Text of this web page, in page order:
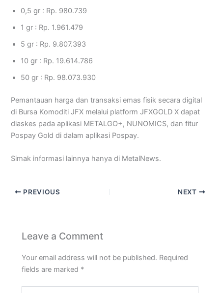
0,5 gr : Rp. 980.739
1 gr : Rp. 1.961.479
5 gr : Rp. 9.807.393
10 gr : Rp. 19.614.786
50 gr : Rp. 98.073.930
Pemantauan harga dan transaksi emas fisik secara digital
di Bursa Komoditi JFX melalui platform JFXGOLD X dapat
diaskes pada aplikasi METALGO+, NUNOMICS, dan fitur
Pospay Gold di dalam aplikasi Pospay.
Simak informasi lainnya hanya di MetalNews.
PREVIOUS NEXT
Leave a Comment
Your email address will not be published. Required
fields are marked *